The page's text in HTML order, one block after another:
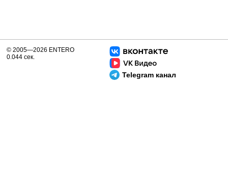
Telegram канал
© 2005—2026 ENTERO
0.044 сек.